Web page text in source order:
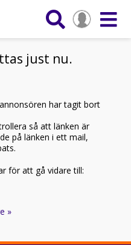
just nu.
har tagit bort
så att länken är
på länken i ett mail,
för att gå vidare till:
»